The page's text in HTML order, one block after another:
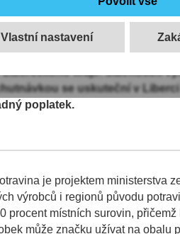
Vlastní nastavení
výrobci v Libereckém kraji se
Regionální potravina. V
Soutěží se v devíti kategoriích,
řekl dnes ČTK Robert
kraje. Slavnostní
se uskuteční v
poplatek.
je projektem ministerstva
výrobců i regionů původu
procent místních surovin,
může značku užívat na obalu